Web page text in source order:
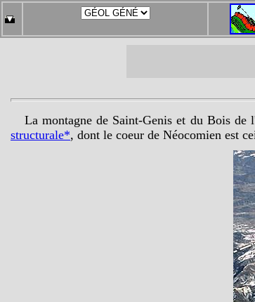
La montagne de Saint-Genis et du Bois de
structurale*, dont le coeur de Néocomien est